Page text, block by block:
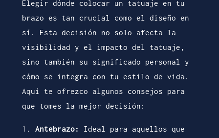
Elegir dónde colocar un tatuaje en tu
brazo es tan crucial como el diseño en
sí. Esta decisión no solo afecta la
visibilidad y el impacto del tatuaje,
sino también su significado personal y
cómo se integra con tu estilo de vida.
Aquí te ofrezco algunos consejos para
que tomes la mejor decisión:
1. Antebrazo:
Ideal para aquellos que